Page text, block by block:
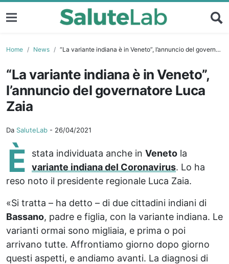
Home News “La variante indiana è in Veneto”, l’annuncio del governatore Luca Zaia
“La variante indiana è in Veneto”,
l’annuncio del governatore Luca
Zaia
Da SaluteLab - 26/04/2021
È stata individuata anche in Veneto la
variante indiana del Coronavirus. Lo ha
reso noto il presidente regionale Luca Zaia.
«Si tratta – ha detto – di due cittadini indiani di
Bassano, padre e figlia, con la variante indiana. Le
varianti ormai sono migliaia, e prima o poi
arrivano tutte. Affrontiamo giorno dopo giorno
questi aspetti, e andiamo avanti. La diagnosi di